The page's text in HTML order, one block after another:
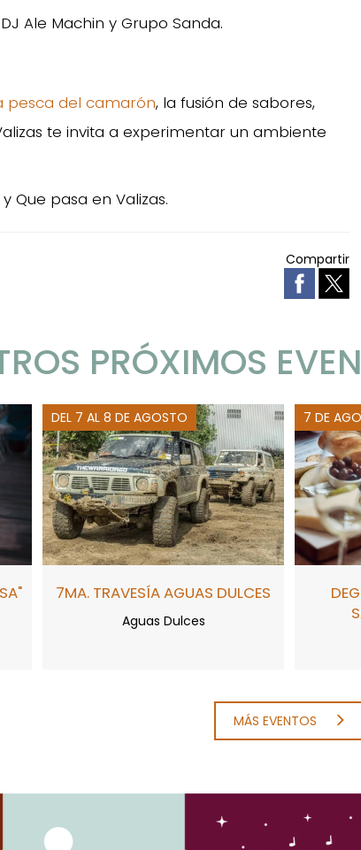
Ale Machin y Grupo Sanda.
pesca del camarón, la fusión de sabores,
te invita a experimentar un ambiente
Que pasa en Valizas.
Compartir
PRÓXIMOS
DEL 7 AL 8 DE AGOSTO
7MA. TRAVESÍA AGUAS DULCES
Aguas Dulces
7 DE
MÁS EVENTOS